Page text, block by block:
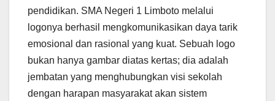
pendidikan. SMA Negeri 1 Limboto melalui
logonya berhasil mengkomunikasikan daya tarik
emosional dan rasional yang kuat. Sebuah logo
bukan hanya gambar diatas kertas; dia adalah
jembatan yang menghubungkan visi sekolah
dengan harapan masyarakat akan sistem